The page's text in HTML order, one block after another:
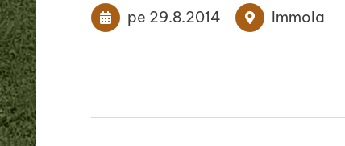
pe 29.8.2014 Immola